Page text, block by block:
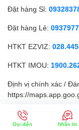
Đặt hàng Sỉ:
Đặt hàng Lẻ:
HTKT EZVIZ:
HTKT IMOU:
Định vị chính xác /
https://
© Bản quyền thuộc về
Gọi điện Nhắn tin